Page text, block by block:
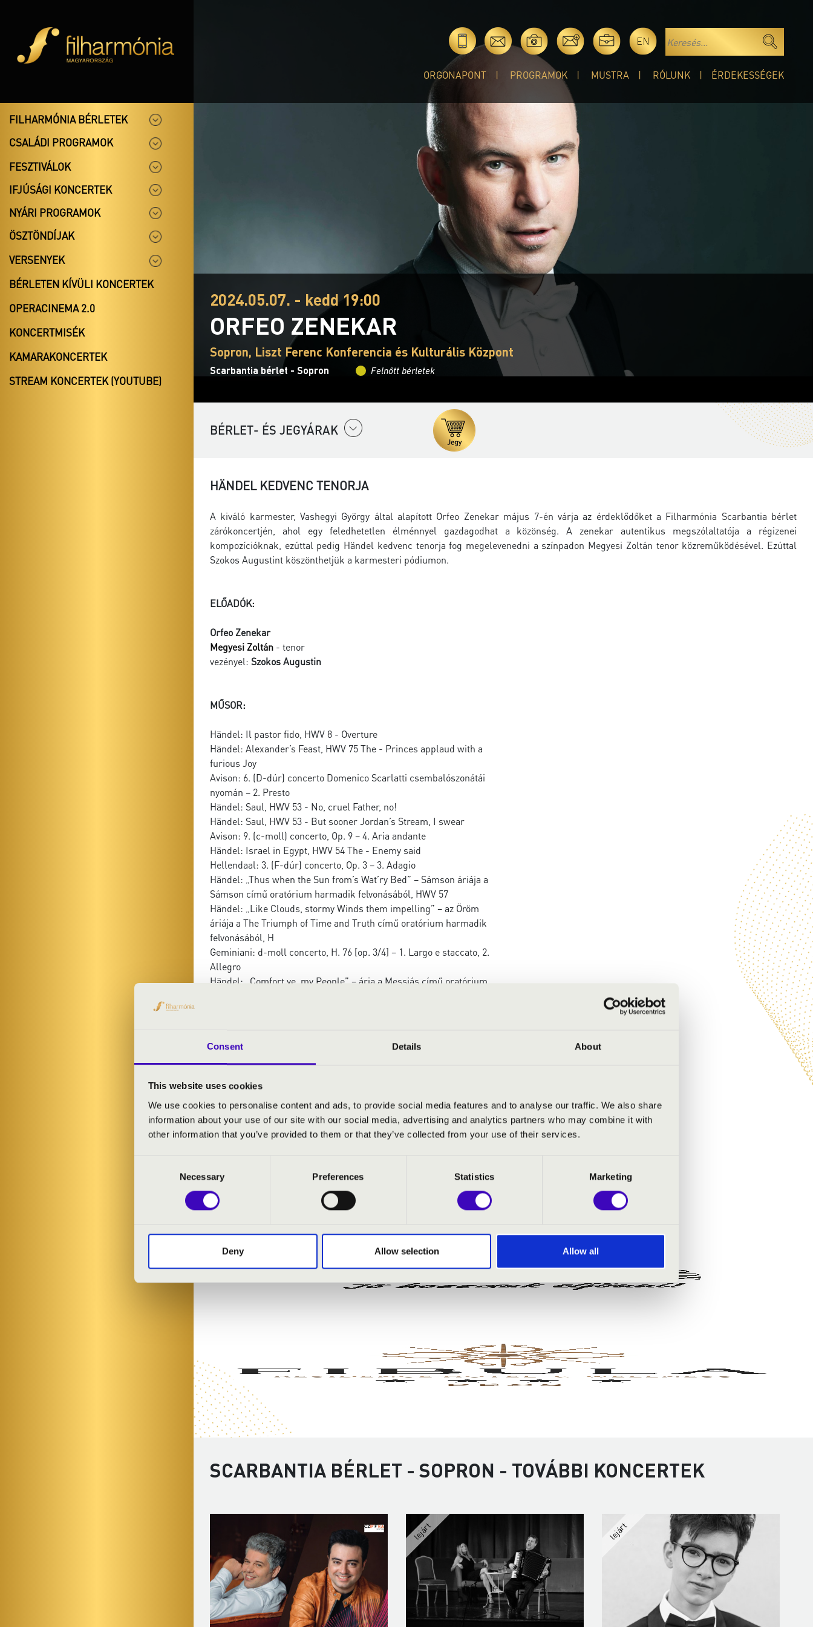
Consent Details About
This website uses cookies
We use cookies to personalise content and ads, to provide social media features and to analyse our traffic. We also share
information about your use of our site with our social media, advertising and analytics partners who may combine it with
other information that you’ve provided to them or that they’ve collected from your use of their services.
Necessary Preferences Statistics Marketing
Deny Allow selection Allow all
EN
ORGONAPONT PROGRAMOK MUSTRA RÓLUNK ÉRDEKESSÉGEK
FILHARMÓNIA BÉRLETEK
CSALÁDI PROGRAMOK
FESZTIVÁLOK
IFJÚSÁGI KONCERTEK
NYÁRI PROGRAMOK
ÖSZTÖNDÍJAK
VERSENYEK
BÉRLETEN KÍVÜLI KONCERTEK
OPERACINEMA 2.0
KONCERTMISÉK
KAMARAKONCERTEK
STREAM KONCERTEK (YOUTUBE)
2024.05.07. - kedd 19:00
ORFEO ZENEKAR
Sopron, Liszt Ferenc Konferencia és Kulturális Központ
Scarbantia bérlet - Sopron Felnőtt bérletek
BÉRLET- ÉS JEGYÁRAK
HÄNDEL KEDVENC TENORJA
A kiváló karmester, Vashegyi György által alapított Orfeo Zenekar május 7-én várja az érdeklődőket a Filharmónia Scarbantia bérlet
zárókoncertjén, ahol egy feledhetetlen élménnyel gazdagodhat a közönség. A zenekar autentikus megszólaltatója a régizenei
kompozícióknak, ezúttal pedig Händel kedvenc tenorja fog megelevenedni a színpadon Megyesi Zoltán tenor közreműködésével. Ezúttal
Szokos Augustint köszönthetjük a karmesteri pódiumon.
ELŐADÓK:
Orfeo Zenekar
Megyesi Zoltán - tenor
vezényel: Szokos Augustin
MŰSOR:
Händel: Il pastor fido, HWV 8 - Overture
Händel: Alexander’s Feast, HWV 75 The - Princes applaud with a
furious Joy
Avison: 6. (D-dúr) concerto Domenico Scarlatti csembalószonátái
nyomán – 2. Presto
Händel: Saul, HWV 53 - No, cruel Father, no!
Händel: Saul, HWV 53 - But sooner Jordan’s Stream, I swear
Avison: 9. (c-moll) concerto, Op. 9 – 4. Aria andante
Händel: Israel in Egypt, HWV 54 The - Enemy said
Hellendaal: 3. (F-dúr) concerto, Op. 3 – 3. Adagio
Händel: „Thus when the Sun from’s Wat’ry Bed” – Sámson áriája a
Sámson című oratórium harmadik felvonásából, HWV 57
Händel: „Like Clouds, stormy Winds them impelling” – az Öröm
áriája a The Triumph of Time and Truth című oratórium harmadik
felvonásából, H
Geminiani: d-moll concerto, H. 76 [op. 3/4] – 1. Largo e staccato, 2.
Allegro
Händel: „Comfort ye, my People” – ária a Messiás című oratórium
első részéből, HWV 64
Avison: Concerto in D minor, No. 5., after D. Scarlatti’s Sonatas -
Largo
Allegro
Händel: Samson, HWV 57. - Your Charms to ruin led the Way
Händel: Hercules, HWV 60. - Where congeal’d the Northern
Hellendaal: 2. (d-moll) concerto, Op. 3 – 2. Allegro
Händel: Semele, HWV 58. - Come to my Arms, my lovely Fair
SCARBANTIA BÉRLET - SOPRON - TOVÁBBI KONCERTEK